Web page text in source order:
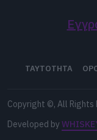
ΤΑΥΤΟΤΗΤΑ
Copyright ©, All Rights
Developed by